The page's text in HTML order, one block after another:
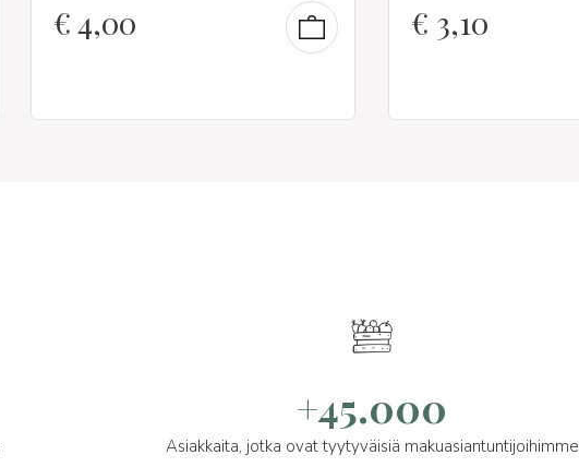
€4,00 € 3,10
+45.000
Asiakkaita, jotka ovat tyytyväisiä makuasiantuntijoihimme